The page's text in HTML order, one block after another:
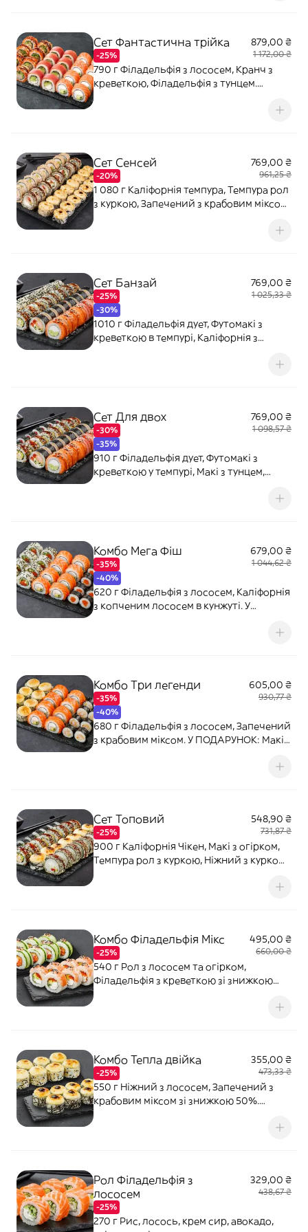
Сет Фантастична трійка
-25%
879,00 ₴
1 172,00 ₴
790 г Філадельфія з лососем, Кранч з
креветкою, Філадельфія з тунцем.
Сет Сенсей
-20%
769,00 ₴
961,25 ₴
1 080 г Каліфорнія темпура, Темпура рол
з куркою, Запечений з крабовим міксом,
Сет Банзай
-25%
-30%
769,00 ₴
1 025,33 ₴
1010 г Філадельфія дует, Футомакі з
креветкою в темпурі, Каліфорнія з
Чікен. Соєвий соус - 80 мл (2 шт). Імбир -
Сет Для двох
-30%
-35%
769,00 ₴
1 098,57 ₴
910 г Філадельфія дует, Футомакі з
креветкою у темпурі, Макі з тунцем,
Комбо Мега Фіш
-35%
-40%
679,00 ₴
1 044,62 ₴
620 г Філадельфія з лососем, Каліфорнія
з копченим лососем в кунжуті. У
соус - 80 мл (2 шт). Імбир - 20 г. Васабі -
Комбо Три легенди
-35%
-40%
605,00 ₴
930,77 ₴
680 г Філадельфія з лососем, Запечений
з крабовим міксом. У ПОДАРУНОК: Макі з
Сет Топовий
-25%
548,90 ₴
731,87 ₴
900 г Каліфорнія Чікен, Макі з огірком,
Темпура рол з куркою, Ніжний з куркою.
Комбо Філадельфія Мікс
-25%
495,00 ₴
660,00 ₴
540 г Рол з лососем та огірком,
Філадельфія з креветкою зі знижкою
Комбо Тепла двійка
-25%
355,00 ₴
473,33 ₴
550 г Ніжний з лососем, Запечений з
крабовим міксом зі знижкою 50%.
Рол Філадельфія з
лососем
-25%
329,00 ₴
438,67 ₴
270 г Рис, лосось, крем сир, авокадо,